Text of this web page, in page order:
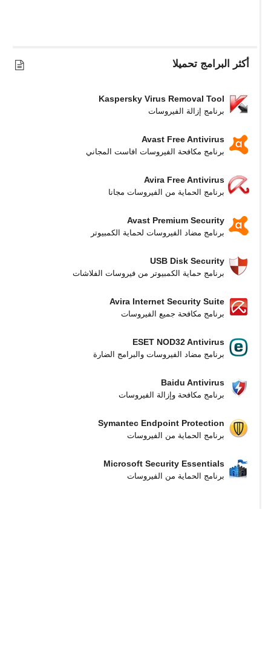
أكثر البرامج تحميلا
Kaspersky Virus Removal Tool
برنامج إزالة الفيروسات
Avast Free Antivirus
برنامج مكافحة الفيروسات افاست المجاني
Avira Free Antivirus
برنامج الحماية من الفيروسات مجانا
Avast Premium Security
برنامج مضاد الفيروسات لحماية الكمبيوتر
USB Disk Security
برنامج حماية الكمبيوتر من فيروسات الفلاشات
Avira Internet Security Suite
برنامج مكافحة جميع الفيروسات
ESET NOD32 Antivirus
برنامج مضاد الفيروسات والبرامج الضارة
Baidu Antivirus
برنامج مكافحة وإزالة الفيروسات
Symantec Endpoint Protection
برنامج الحماية من الفيروسات
Microsoft Security Essentials
برنامج الحماية من الفيروسات